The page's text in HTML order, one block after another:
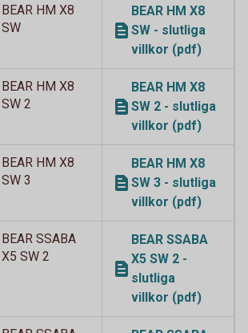
BEAR HM X8
SW
BEAR HM X8
SW - slutliga
villkor (pdf)
BEAR HM X8
SW 2
BEAR HM X8
SW 2 - slutliga
villkor (pdf)
BEAR HM X8
SW 3
BEAR HM X8
SW 3 - slutliga
villkor (pdf)
BEAR SSABA
X5 SW 2
BEAR SSABA
X5 SW 2 -
slutliga
villkor (pdf)